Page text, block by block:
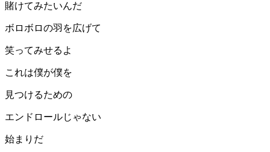
賭けてみたいんだ
ボロボロの羽を広げて
笑ってみせるよ
これは僕が僕を
見つけるための
エンドロールじゃない
始まりだ